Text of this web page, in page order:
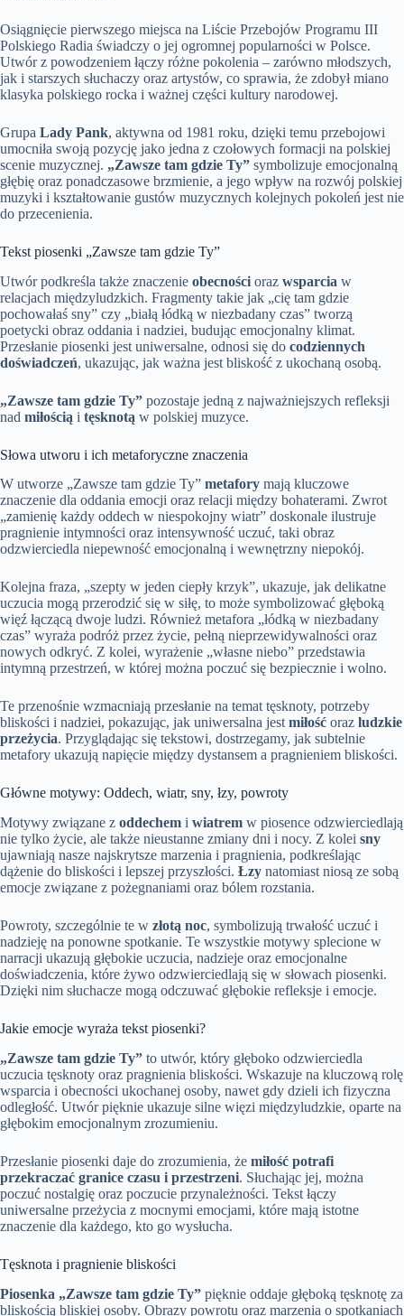
Osiągnięcie pierwszego miejsca na Liście Przebojów Programu III
Polskiego Radia świadczy o jej ogromnej popularności w Polsce.
Utwór z powodzeniem łączy różne pokolenia – zarówno młodszych,
jak i starszych słuchaczy oraz artystów, co sprawia, że zdobył miano
klasyka polskiego rocka i ważnej części kultury narodowej.
Grupa Lady Pank, aktywna od 1981 roku, dzięki temu przebojowi
umocniła swoją pozycję jako jedna z czołowych formacji na polskiej
scenie muzycznej. „Zawsze tam gdzie Ty” symbolizuje emocjonalną
głębię oraz ponadczasowe brzmienie, a jego wpływ na rozwój polskiej
muzyki i kształtowanie gustów muzycznych kolejnych pokoleń jest nie
do przecenienia.
Tekst piosenki „Zawsze tam gdzie Ty”
Utwór podkreśla także znaczenie obecności oraz wsparcia w
relacjach międzyludzkich. Fragmenty takie jak „cię tam gdzie
pochowałaś sny” czy „białą łódką w niezbadany czas” tworzą
poetycki obraz oddania i nadziei, budując emocjonalny klimat.
Przesłanie piosenki jest uniwersalne, odnosi się do codziennych
doświadczeń, ukazując, jak ważna jest bliskość z ukochaną osobą.
„Zawsze tam gdzie Ty” pozostaje jedną z najważniejszych refleksji
nad miłością i tęsknotą w polskiej muzyce.
Słowa utworu i ich metaforyczne znaczenia
W utworze „Zawsze tam gdzie Ty” metafory mają kluczowe
znaczenie dla oddania emocji oraz relacji między bohaterami. Zwrot
„zamienię każdy oddech w niespokojny wiatr” doskonale ilustruje
pragnienie intymności oraz intensywność uczuć, taki obraz
odzwierciedla niepewność emocjonalną i wewnętrzny niepokój.
Kolejna fraza, „szepty w jeden ciepły krzyk”, ukazuje, jak delikatne
uczucia mogą przerodzić się w siłę, to może symbolizować głęboką
więź łączącą dwoje ludzi. Również metafora „łódką w niezbadany
czas” wyraża podróż przez życie, pełną nieprzewidywalności oraz
nowych odkryć. Z kolei, wyrażenie „własne niebo” przedstawia
intymną przestrzeń, w której można poczuć się bezpiecznie i wolno.
Te przenośnie wzmacniają przesłanie na temat tęsknoty, potrzeby
bliskości i nadziei, pokazując, jak uniwersalna jestmiłość oraz ludzkie
przeżycia. Przyglądając się tekstowi, dostrzegamy, jak subtelnie
metafory ukazują napięcie między dystansem a pragnieniem bliskości.
Główne motywy: Oddech, wiatr, sny, łzy, powroty
Motywy związane z oddechem i wiatrem w piosence odzwierciedlają
nie tylko życie, ale także nieustanne zmiany dni i nocy. Z kolei sny
ujawniają nasze najskrytsze marzenia i pragnienia, podkreślając
dążenie do bliskości i lepszej przyszłości. Łzy natomiast niosą ze sobą
emocje związane z pożegnaniami oraz bólem rozstania.
Powroty, szczególnie te w złotą noc, symbolizują trwałość uczuć i
nadzieję na ponowne spotkanie. Te wszystkie motywy splecione w
narracji ukazują głębokie uczucia, nadzieje oraz emocjonalne
doświadczenia, które żywo odzwierciedlają się w słowach piosenki.
Dzięki nim słuchacze mogą odczuwać głębokie refleksje i emocje.
Jakie emocje wyraża tekst piosenki?
„Zawsze tam gdzie Ty” to utwór, który głęboko odzwierciedla
uczucia tęsknoty oraz pragnienia bliskości. Wskazuje na kluczową rolę
wsparcia i obecności ukochanej osoby, nawet gdy dzieli ich fizyczna
odległość. Utwór pięknie ukazuje silne więzi międzyludzkie, oparte na
głębokim emocjonalnym zrozumieniu.
Przesłanie piosenki daje do zrozumienia, że miłość potrafi
przekraczać granice czasu i przestrzeni. Słuchając jej, można
poczuć nostalgię oraz poczucie przynależności. Tekst łączy
uniwersalne przeżycia z mocnymi emocjami, które mają istotne
znaczenie dla każdego, kto go wysłucha.
Tęsknota i pragnienie bliskości
Piosenka „Zawsze tam gdzie Ty” pięknie oddaje głęboką tęsknotę za
bliskością bliskiej osoby. Obrazy powrotu oraz marzenia o spotkaniach